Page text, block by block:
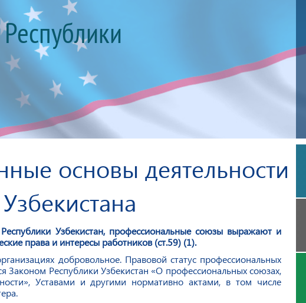
основы деятельности
Республики Узбекистан, профессиональные союзы выражают и
права и интересы работников (ст.59) (1).
добровольное. Правовой статус профессиональных
Законом Республики Узбекистан «О профессиональных союзах,
Уставами и другими нормативно актами, в том числе